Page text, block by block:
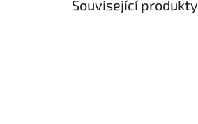
Související produkty